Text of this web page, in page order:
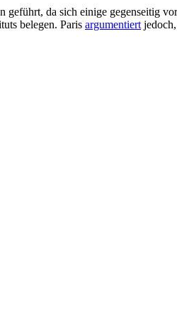
geführt, da sich einige gegenseitig
belegen. Paris argumentiert